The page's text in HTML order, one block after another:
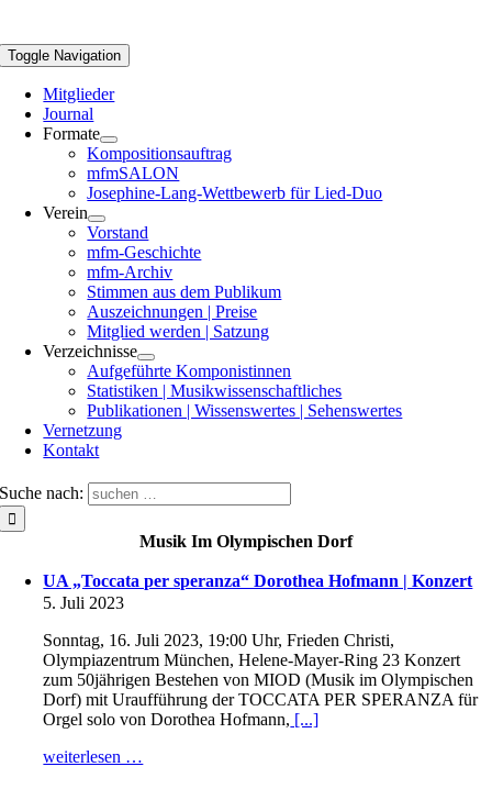
Toggle Navigation
Mitglieder
Journal
Formate
Kompositionsauftrag
mfmSALON
Josephine-Lang-Wettbewerb für Lied-Duo
Verein
Vorstand
mfm-Geschichte
mfm-Archiv
Stimmen aus dem Publikum
Auszeichnungen | Preise
Mitglied werden | Satzung
Verzeichnisse
Aufgeführte Komponistinnen
Statistiken | Musikwissenschaftliches
Publikationen | Wissenswertes | Sehenswertes
Vernetzung
Kontakt
Suche nach:
Musik Im Olympischen Dorf
UA „Toccata per speranza“ Dorothea Hofmann | Konzert
5. Juli 2023
Sonntag, 16. Juli 2023, 19:00 Uhr, Frieden Christi,
Olympiazentrum München, Helene-Mayer-Ring 23 Konzert
zum 50jährigen Bestehen von MIOD (Musik im Olympischen
Dorf) mit Uraufführung der TOCCATA PER SPERANZA für
Orgel solo von Dorothea Hofmann, [...]
weiterlesen …